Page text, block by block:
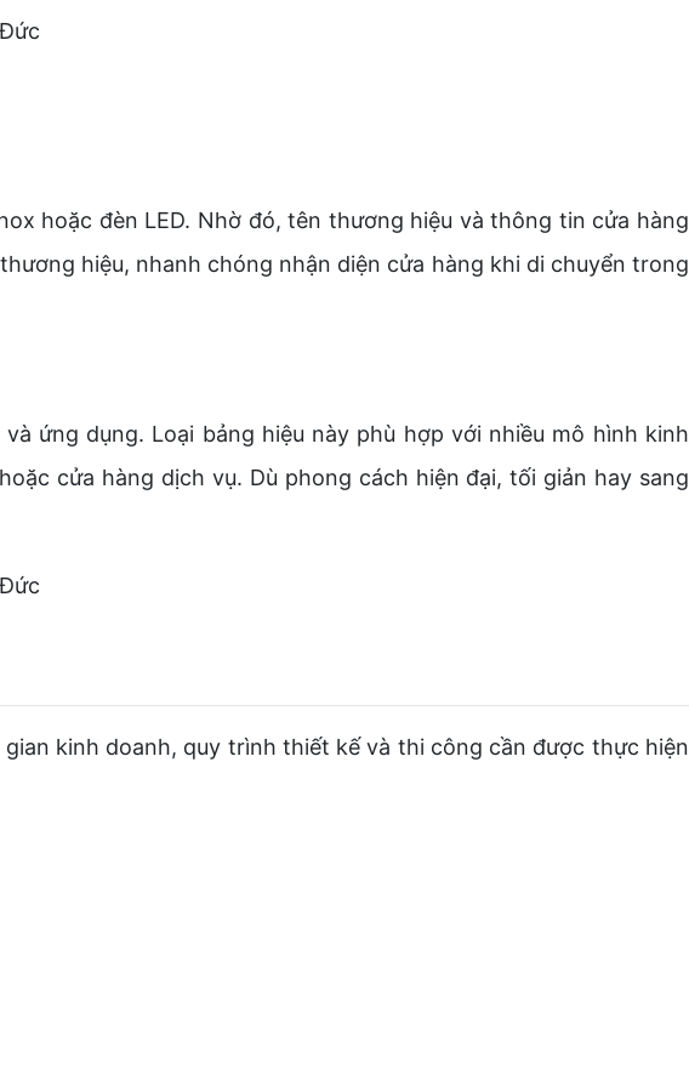
hoặc đèn LED. Nhờ đó, tên thương hiệu và thông tin cửa hàng
hiệu, nhanh chóng nhận diện cửa hàng khi di chuyển trong
dụng. Loại bảng hiệu này phù hợp với nhiều mô hình kinh
cửa hàng dịch vụ. Dù phong cách hiện đại, tối giản hay sang
kinh doanh, quy trình thiết kế và thi công cần được thực hiện